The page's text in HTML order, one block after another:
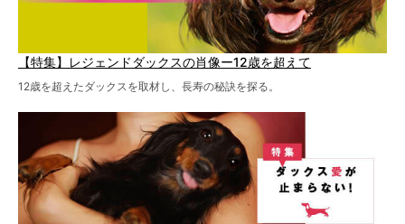
【特集】レジェンドダックスの肖像ー12歳を超えて
12歳を超えたダックスを取材し、長寿の秘訣を探る。